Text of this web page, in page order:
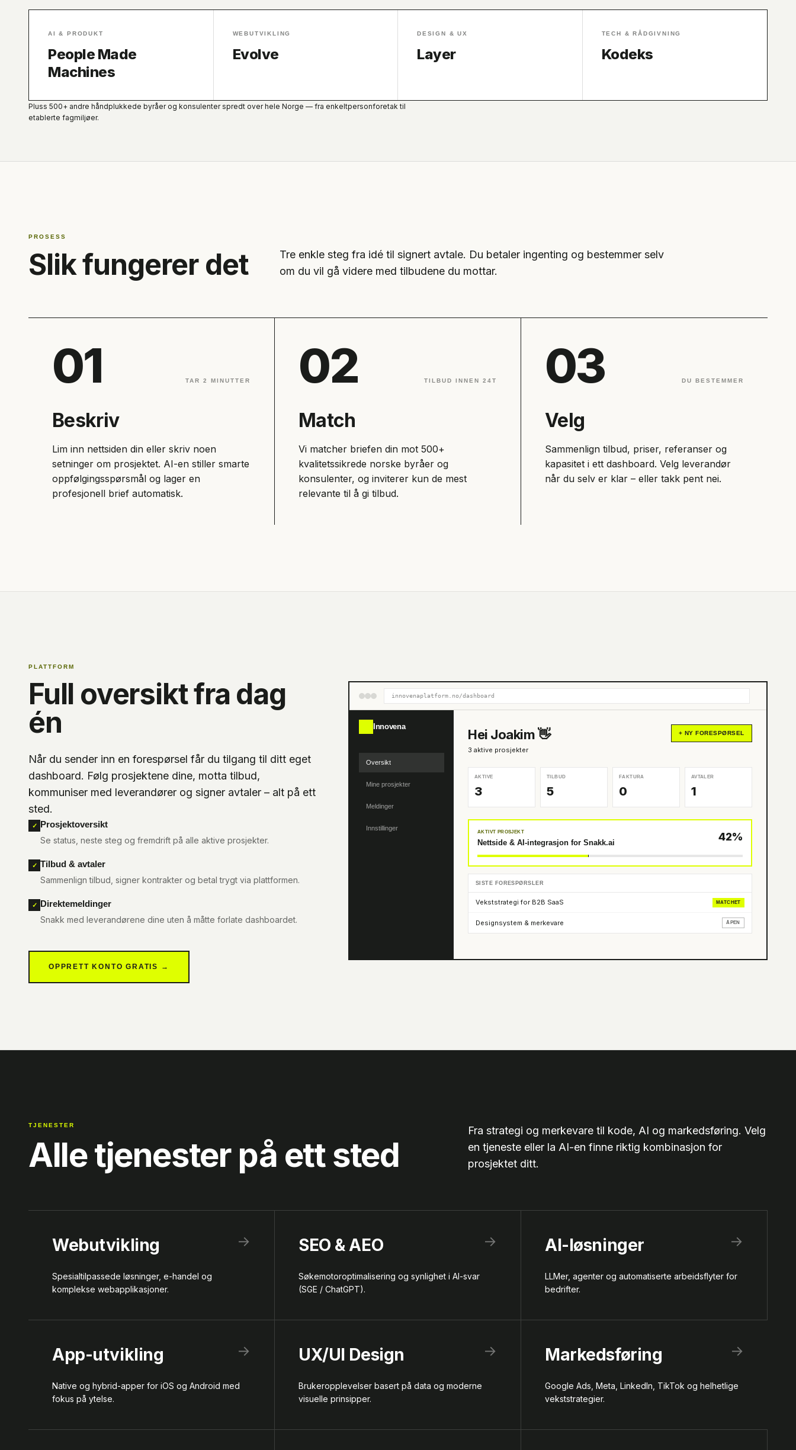
AI & PRODUKT
People Made
Machines
WEBUTVIKLING
Evolve
DESIGN & UX
Layer
TECH & RÅDGIVNING
Kodeks
Pluss 500+ andre håndplukkede byråer og konsulenter spredt over hele Norge — fra enkeltpersonforetak til
etablerte fagmiljøer.
PROSESS
Slik fungerer det
Tre enkle steg fra idé til signert avtale. Du betaler ingenting og bestemmer selv
om du vil gå videre med tilbudene du mottar.
01 TAR 2 MINUTTER
Beskriv
Lim inn nettsiden din eller skriv noen
setninger om prosjektet. AI-en stiller smarte
oppfølgingsspørsmål og lager en
profesjonell brief automatisk.
02 TILBUD INNEN 24T
Match
Vi matcher briefen din mot 500+
kvalitetssikrede norske byråer og
konsulenter, og inviterer kun de mest
relevante til å gi tilbud.
03 DU BESTEMMER
Velg
Sammenlign tilbud, priser, referanser og
kapasitet i ett dashboard. Velg leverandør
når du selv er klar – eller takk pent nei.
PLATTFORM
Full oversikt fra dag
én
Når du sender inn en forespørsel får du tilgang til ditt eget
dashboard. Følg prosjektene dine, motta tilbud,
kommuniser med leverandører og signer avtaler – alt på ett
sted.
✓ Prosjektoversikt
Se status, neste steg og fremdrift på alle aktive prosjekter.
✓ Tilbud & avtaler
Sammenlign tilbud, signer kontrakter og betal trygt via plattformen.
✓ Direktemeldinger
Snakk med leverandørene dine uten å måtte forlate dashboardet.
OPPRETT KONTO GRATIS →
innovenaplatform.no/dashboard
Innovena
Oversikt
Mine prosjekter
Meldinger
Innstillinger
Hei Joakim 👋
3 aktive prosjekter
+ NY FORESPØRSEL
AKTIVE
3
TILBUD
5
FAKTURA
0
AVTALER
1
AKTIVT PROSJEKT
Nettside & AI-integrasjon for Snakk.ai 42%
SISTE FORESPØRSLER
Vekststrategi for B2B SaaS MATCHET
Designsystem & merkevare ÅPEN
TJENESTER
Alle tjenester på ett sted
Fra strategi og merkevare til kode, AI og markedsføring. Velg
en tjeneste eller la AI-en finne riktig kombinasjon for
prosjektet ditt.
Webutvikling →
Spesialtilpassede løsninger, e-handel og
komplekse webapplikasjoner.
SEO & AEO →
Søkemotoroptimalisering og synlighet i AI-svar
(SGE / ChatGPT).
AI-løsninger →
LLMer, agenter og automatiserte arbeidsflyter for
bedrifter.
App-utvikling →
Native og hybrid-apper for iOS og Android med
fokus på ytelse.
UX/UI Design →
Brukeropplevelser basert på data og moderne
visuelle prinsipper.
Markedsføring →
Google Ads, Meta, LinkedIn, TikTok og helhetlige
vekststrategier.